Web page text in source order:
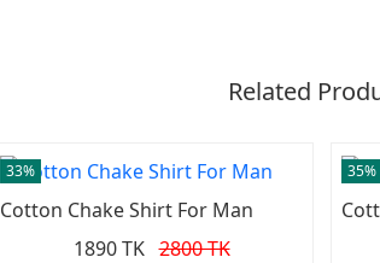
Related
33%
Cotton Chake Shirt For Man
1890 TK 2800 TK
35%